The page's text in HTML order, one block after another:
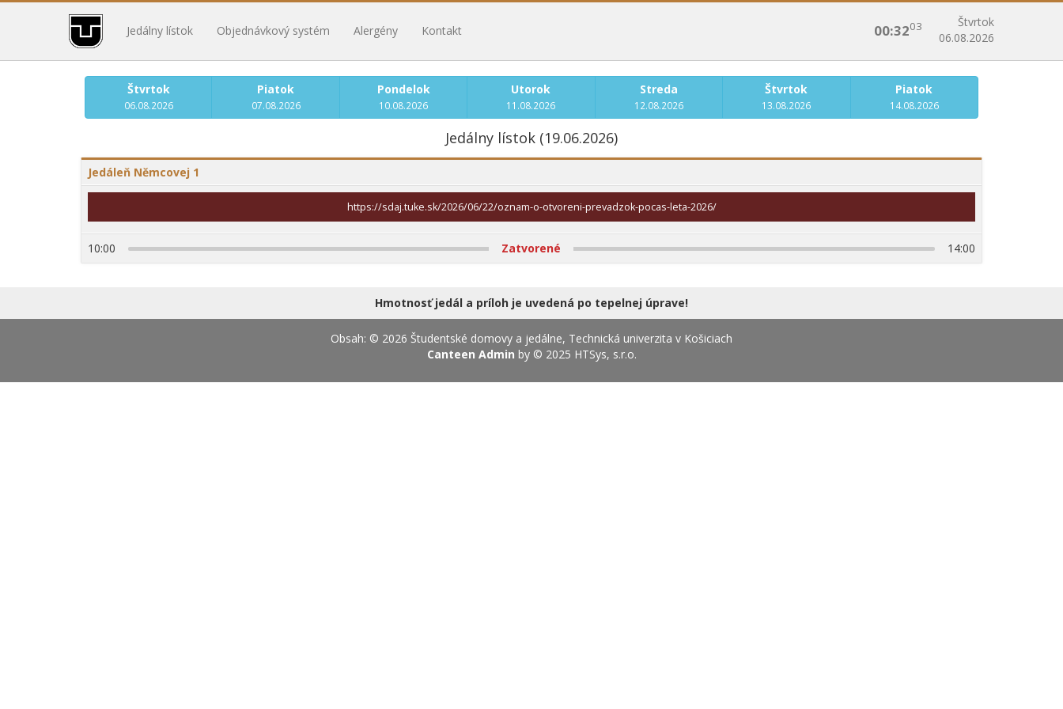
Jedálny lístok Objednávkový systém Alergény Kontakt
Štvrtok
06.08.2026
00:3203
Štvrtok
06.08.2026
Piatok
07.08.2026
Pondelok
10.08.2026
Utorok
11.08.2026
Streda
12.08.2026
Štvrtok
13.08.2026
Piatok
14.08.2026
Jedálny lístok (19.06.2026)
Jedáleň Němcovej 1
https://sdaj.tuke.sk/2026/06/22/oznam-o-otvoreni-prevadzok-pocas-leta-2026/
10:00 Zatvorené 14:00
Hmotnosť jedál a príloh je uvedená po tepelnej úprave!
Obsah: © 2026 Študentské domovy a jedálne, Technická univerzita v Košiciach
Canteen Admin by © 2025 HTSys, s.r.o.